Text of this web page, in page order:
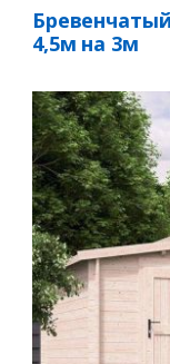
4,5м на 3м